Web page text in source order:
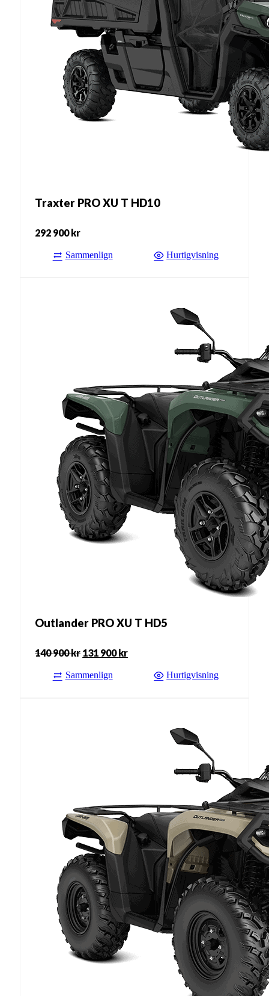
Traxter PRO XU T HD10
292 900kr
Sammenlign Hurtigvisning
Outlander PRO XU T HD5
140 900kr
pris
131 900 kr
Sammenlign Hurtigvisning